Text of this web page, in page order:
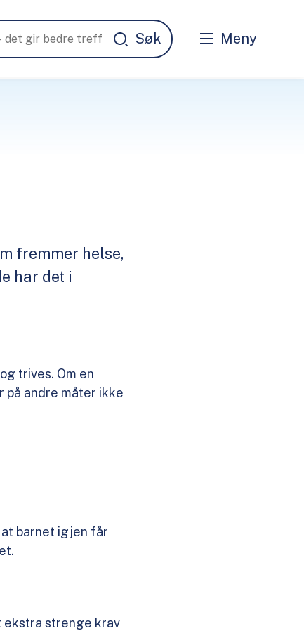
Meny
fremmer helse,
har det i
trives. Om en
på andre måter ikke
barnet igjen får
ekstra strenge krav